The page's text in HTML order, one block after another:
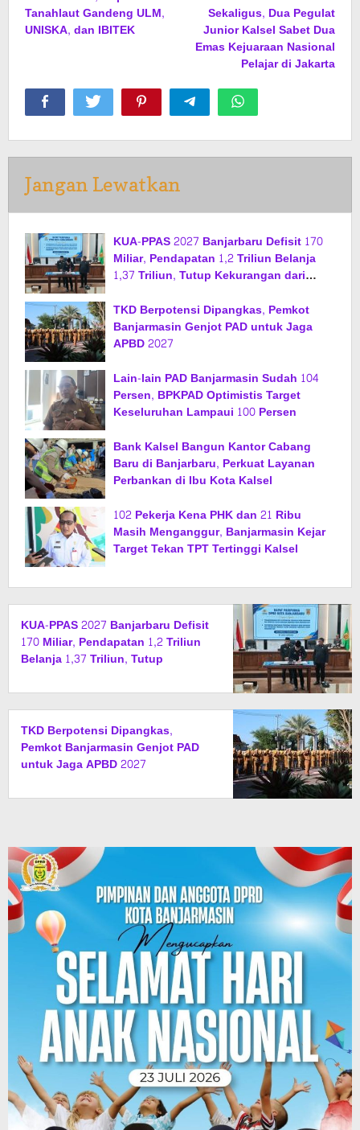
Tanahlaut Gandeng ULM,
UNISKA, dan IBITEK
Sekaligus, Dua Pegulat
Junior Kalsel Sabet Dua
Emas Kejuaraan Nasional
Pelajar di Jakarta
Jangan Lewatkan
KUA-PPAS 2027 Banjarbaru Defisit 170
Miliar, Pendapatan 1,2 Triliun Belanja
1,37 Triliun, Tutup Kekurangan dari
TKD Berpotensi Dipangkas, Pemkot
Banjarmasin Genjot PAD untuk Jaga
APBD 2027
Lain-lain PAD Banjarmasin Sudah 104
Persen, BPKPAD Optimistis Target
Keseluruhan Lampaui 100 Persen
Bank Kalsel Bangun Kantor Cabang
Baru di Banjarbaru, Perkuat Layanan
Perbankan di Ibu Kota Kalsel
102 Pekerja Kena PHK dan 21 Ribu
Masih Menganggur, Banjarmasin Kejar
Target Tekan TPT Tertinggi Kalsel
KUA-PPAS 2027 Banjarbaru Defisit
170 Miliar, Pendapatan 1,2 Triliun
Belanja 1,37 Triliun, Tutup
TKD Berpotensi Dipangkas,
Pemkot Banjarmasin Genjot PAD
untuk Jaga APBD 2027